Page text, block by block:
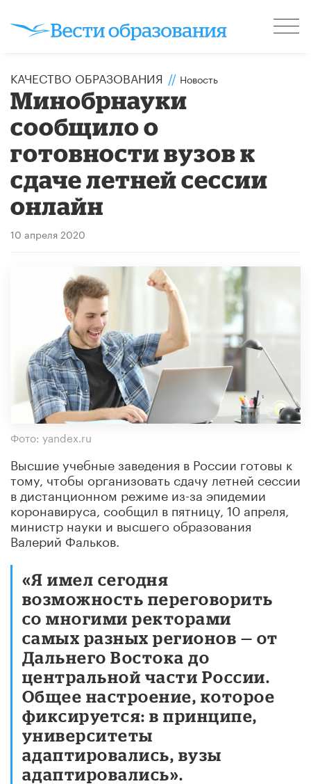
КАЧЕСТВО ОБРАЗОВАНИЯ // Новость
Минобрнауки
сообщило о
готовности вузов к
сдаче летней сессии
онлайн
10 апреля 2020
Фото: yandex.ru
Высшие учебные заведения в России готовы к
тому, чтобы организовать сдачу летней сессии
в дистанционном режиме из-за эпидемии
коронавируса, сообщил в пятницу, 10 апреля,
министр науки и высшего образования
Валерий Фальков.
«Я имел сегодня
возможность переговорить
со многими ректорами
самых разных регионов — от
Дальнего Востока до
центральной части России.
Общее настроение, которое
фиксируется: в принципе,
университеты
адаптировались, вузы
адаптировались».